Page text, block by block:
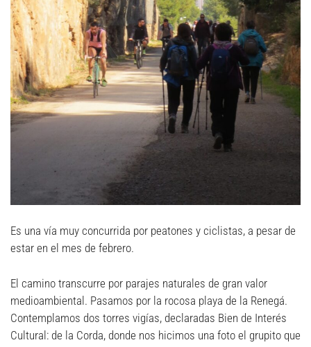
Es una vía muy concurrida por peatones y ciclistas, a pesar de
estar en el mes de febrero.
El camino transcurre por parajes naturales de gran valor
medioambiental. Pasamos por la rocosa playa de la Renegá.
Contemplamos dos torres vigías, declaradas Bien de Interés
Cultural: de la Corda, donde nos hicimos una foto el grupito que